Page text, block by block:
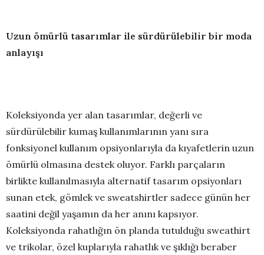
Uzun ömürlü tasarımlar ile sürdürülebilir bir moda
anlayışı
Koleksiyonda yer alan tasarımlar, değerli ve
sürdürülebilir kumaş kullanımlarının yanı sıra
fonksiyonel kullanım opsiyonlarıyla da kıyafetlerin uzun
ömürlü olmasına destek oluyor. Farklı parçaların
birlikte kullanılmasıyla alternatif tasarım opsiyonları
sunan etek, gömlek ve sweatshirtler sadece günün her
saatini değil yaşamın da her anını kapsıyor.
Koleksiyonda rahatlığın ön planda tutulduğu sweathirt
ve trikolar, özel kuplarıyla rahatlık ve şıklığı beraber